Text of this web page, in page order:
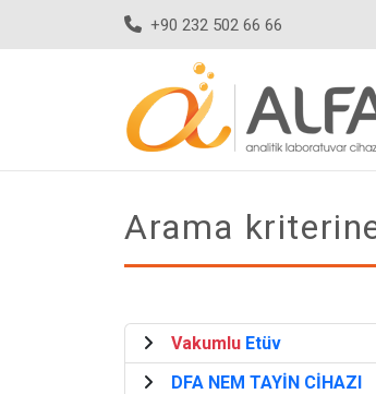
+90 232 502 66 66
Arama
Vakumlu Etüv
DFA NEM TAYİN CİHAZI